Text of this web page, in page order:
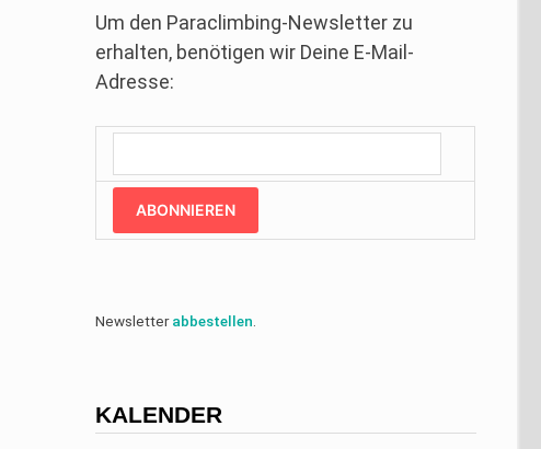
Um den Paraclimbing-Newsletter zu
erhalten, benötigen wir Deine E-Mail-
Adresse:
ABONNIEREN
Newsletterabbestellen
KALENDER